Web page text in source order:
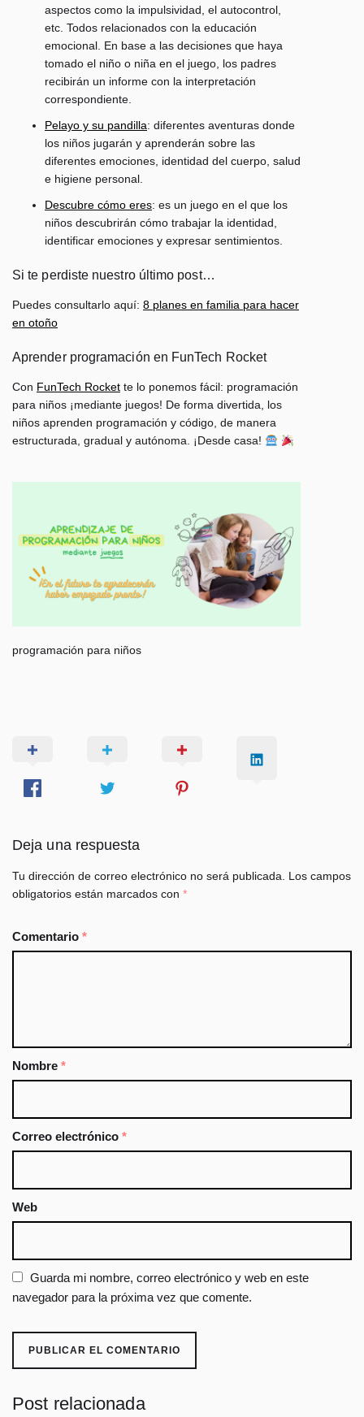
aspectos como la impulsividad, el autocontrol,
etc. Todos relacionados con la educación
emocional. En base a las decisiones que haya
tomado el niño o niña en el juego, los padres
recibirán un informe con la interpretación
correspondiente.
Pelayo y su pandilla: diferentes aventuras donde
los niños jugarán y aprenderán sobre las
diferentes emociones, identidad del cuerpo, salud
e higiene personal.
Descubre cómo eres: es un juego en el que los
niños descubrirán cómo trabajar la identidad,
identificar emociones y expresar sentimientos.
Si te perdiste nuestro último post…
Puedes consultarlo aquí: 8 planes en familia para hacer
en otoño
Aprender programación en FunTech Rocket
Con FunTech Rocket te lo ponemos fácil: programación
para niños ¡mediante juegos! De forma divertida, los
niños aprenden programación y código, de manera
estructurada, gradual y autónoma. ¡Desde casa!
programación para niños
Deja una respuesta
Tu dirección de correo electrónico no será publicada. Los campos
obligatorios están marcados con *
Comentario *
Nombre *
Correo electrónico *
Web
Guarda mi nombre, correo electrónico y web en este
navegador para la próxima vez que comente.
Post relacionada